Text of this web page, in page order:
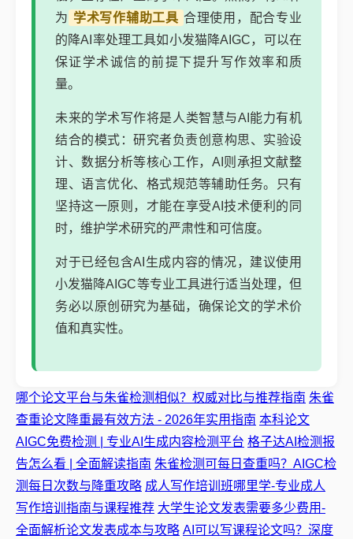
为 学术写作辅助工具 合理使用，配合专业
的降AI率处理工具如小发猫降AIGC，可以在
保证学术诚信的前提下提升写作效率和质
量。
未来的学术写作将是人类智慧与AI能力有机
结合的模式：研究者负责创意构思、实验设
计、数据分析等核心工作，AI则承担文献整
理、语言优化、格式规范等辅助任务。只有
坚持这一原则，才能在享受AI技术便利的同
时，维护学术研究的严肃性和可信度。
对于已经包含AI生成内容的情况，建议使用
小发猫降AIGC等专业工具进行适当处理，但
务必以原创研究为基础，确保论文的学术价
值和真实性。
哪个论文平台与朱雀检测相似？权威对比与推荐指南 朱雀
查重论文降重最有效方法 - 2026年实用指南 本科论文
AIGC免费检测 | 专业AI生成内容检测平台 格子达AI检测报
告怎么看 | 全面解读指南 朱雀检测可每日查重吗？AIGC检
测每日次数与降重攻略 成人写作培训班哪里学-专业成人
写作培训指南与课程推荐 大学生论文发表需要多少费用-
全面解析论文发表成本与攻略 AI可以写课程论文吗？深度